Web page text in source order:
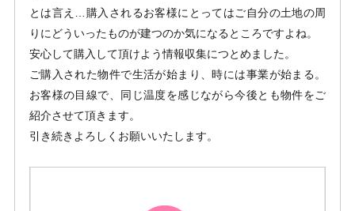
とは言え…購入されるお客様にとってはご自分の土地の周
りにどういったものが建つのか気になるところですよね。
安心して購入して頂けよう情報収集につとめました。
ご購入された物件で生活が始まり、時には事業が始まる。
お客様の目線で、同じ温度を感じながら今後とも物件をご
紹介させて頂きます。
引き続きよろしくお願いいたします。